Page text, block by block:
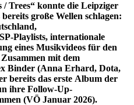
Trees“ konnte die Leipziger
große Wellen schlagen:
Playlists, internationale
eines Musikvideos für den
mit dem
Binder (Anna Erhard, Dota,
bereits das erste Album der
ihre Follow-Up-
(VÖ Januar 2026).